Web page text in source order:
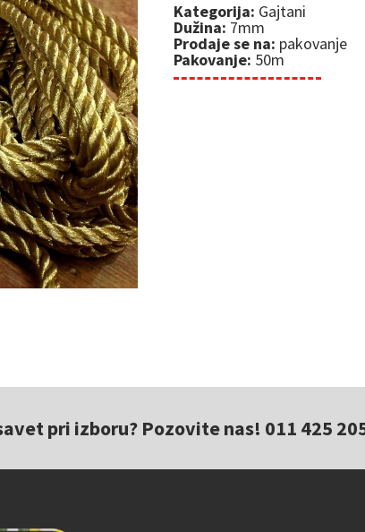
Kategorija: Gajtani
Dužina: 7mm
Prodaje se na: pakovanje
Pakovanje: 50m
pri izboru? Pozovite nas! 011 425